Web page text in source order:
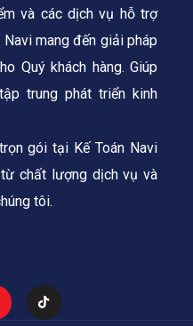
và các dịch vụ hỗ trợ
Navi mang đến giải pháp
Quý khách hàng. Giúp
trung phát triển kinh
gói tại Kế Toán Navi
chất lượng dịch vụ và
tôi.